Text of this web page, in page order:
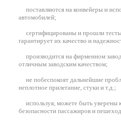
поставляются на конвейеры и
автомобилей;
сертифицированы и прошли тесты
гарантирует их качество и
производится на фирменном
отличным заводским качеством;
не побеспокоят дальнейшие
неплотное прилегание, стуки и т.д.;
используя, можете быть уверены
безопасности пассажиров и